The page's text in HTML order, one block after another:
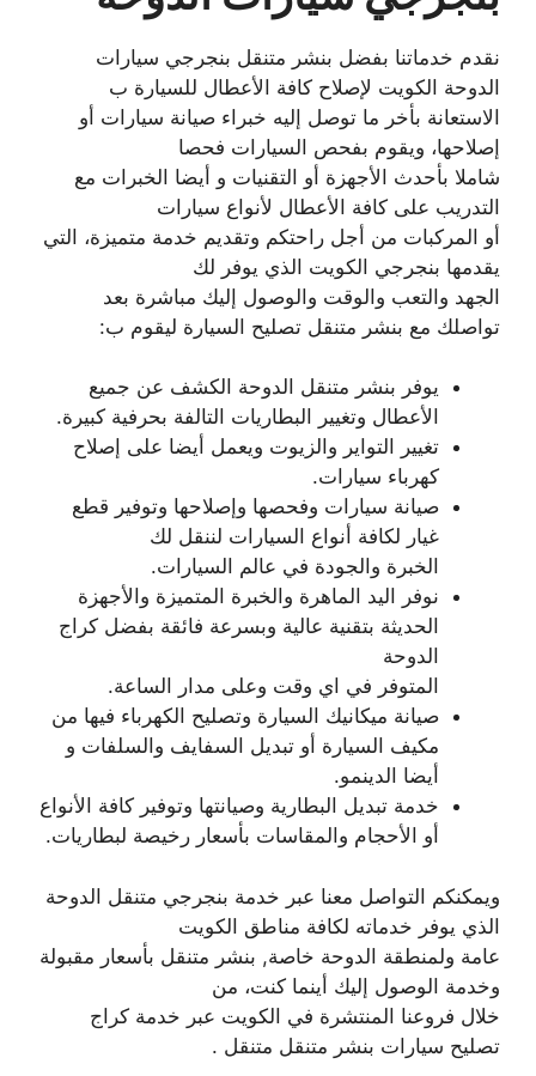
نقدم خدماتنا بفضل بنشر متنقل بنجرجي سيارات
الدوحة الكويت لإصلاح كافة الأعطال للسيارة ب
الاستعانة بأخر ما توصل إليه خبراء صيانة سيارات أو
إصلاحها، ويقوم بفحص السيارات فحصا
شاملا بأحدث الأجهزة أو التقنيات و أيضا الخبرات مع
التدريب على كافة الأعطال لأنواع سيارات
أو المركبات من أجل راحتكم وتقديم خدمة متميزة، التي
يقدمها بنجرجي الكويت الذي يوفر لك
الجهد والتعب والوقت والوصول إليك مباشرة بعد
تواصلك مع بنشر متنقل تصليح السيارة ليقوم ب:
يوفر بنشر متنقل الدوحة الكشف عن جميع
الأعطال وتغيير البطاريات التالفة بحرفية كبيرة.
تغيير التواير والزيوت ويعمل أيضا على إصلاح
كهرباء سيارات.
صيانة سيارات وفحصها وإصلاحها وتوفير قطع
غيار لكافة أنواع السيارات لننقل لك
الخبرة والجودة في عالم السيارات.
نوفر اليد الماهرة والخبرة المتميزة والأجهزة
الحديثة بتقنية عالية وبسرعة فائقة بفضل كراج
الدوحة
المتوفر في اي وقت وعلى مدار الساعة.
صيانة ميكانيك السيارة وتصليح الكهرباء فيها من
مكيف السيارة أو تبديل السفايف والسلفات و
أيضا الدينمو.
خدمة تبديل البطارية وصيانتها وتوفير كافة الأنواع
أو الأحجام والمقاسات بأسعار رخيصة لبطاريات.
ويمكنكم التواصل معنا عبر خدمة بنجرجي متنقل الدوحة
الذي يوفر خدماته لكافة مناطق الكويت
عامة ولمنطقة الدوحة خاصة, بنشر متنقل بأسعار مقبولة
وخدمة الوصول إليك أينما كنت، من
خلال فروعنا المنتشرة في الكويت عبر خدمة كراج
تصليح سيارات بنشر متنقل متنقل .